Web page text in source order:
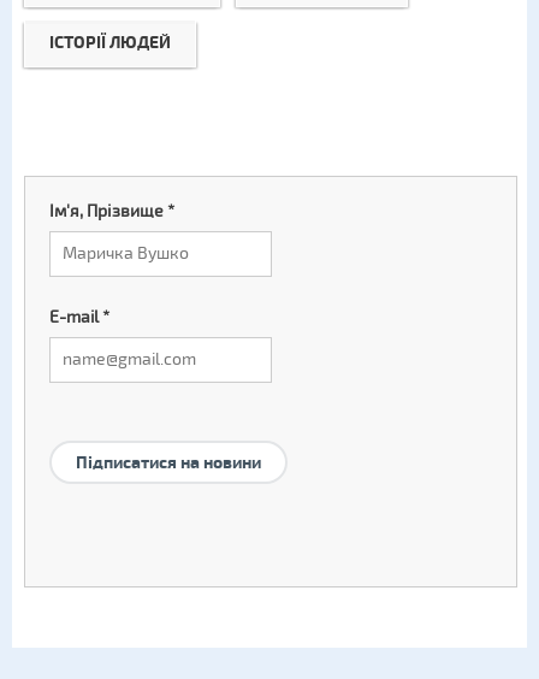
ІСТОРІЇ ЛЮДЕЙ
Ім'я, Прізвище*
E-mail*
Підписатися на новини